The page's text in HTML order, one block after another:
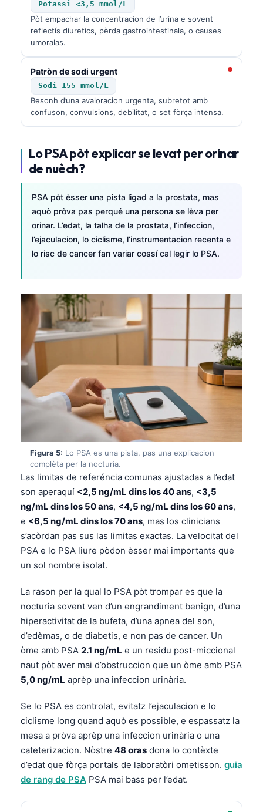
Potassi <3,5 mmol/L
Pòt empachar la concentracion de l’urina e sovent
reflectís diuretics, pèrda gastrointestinala, o causes
umoralas.
Patròn de sodi urgent
Sodi 155 mmol/L
Besonh d’una avaloracion urgenta, subretot amb
confuson, convulsions, debilitat, o set fòrça intensa.
Lo PSA pòt explicar se levat per orinar
de nuèch?
PSA pòt èsser una pista ligad a la prostata, mas
aquò pròva pas perqué una persona se lèva per
orinar. L’edat, la talha de la prostata, l’infeccion,
l’ejaculacion, lo ciclisme, l’instrumentacion recenta e
lo risc de cancer fan variar cossí cal legir lo PSA.
Figura 5: Lo PSA es una pista, pas una explicacion
complèta per la nocturia.
Las limitas de referéncia comunas ajustadas a l’edat
son aperaquí <2,5 ng/mL dins los 40 ans, <3,5
ng/mL dins los 50 ans, <4,5 ng/mL dins los 60 ans,
e <6,5 ng/mL dins los 70 ans, mas los clinicians
s’acòrdan pas sus las limitas exactas. La velocitat del
PSA e lo PSA liure pòdon èsser mai importants que
un sol nombre isolat.
La rason per la qual lo PSA pòt trompar es que la
nocturia sovent ven d’un engrandiment benign, d’una
hiperactivitat de la bufeta, d’una apnea del son,
d’edèmas, o de diabetis, e non pas de cancer. Un
òme amb PSA 2.1 ng/mL e un residu post-miccional
naut pòt aver mai d’obstruccion que un òme amb PSA
5,0 ng/mL aprèp una infeccion urinària.
Se lo PSA es controlat, evitatz l’ejaculacion e lo
ciclisme long quand aquò es possible, e espassatz la
mesa a pròva aprèp una infeccion urinària o una
cateterizacion. Nòstre 48 oras dona lo contèxte
d’edat que fòrça portals de laboratòri ometisson. guia
de rang de PSA PSA mai bass per l’edat.
Gàidhlig
العربية المغربية
Afrikaans
Монгол
Basa Jawa
Cebuano
ئۇيغۇرچە
Кыргызча
Татар теле
Esperanto
Frysk
Ślōnskŏ gŏdka
Norsk bokmål